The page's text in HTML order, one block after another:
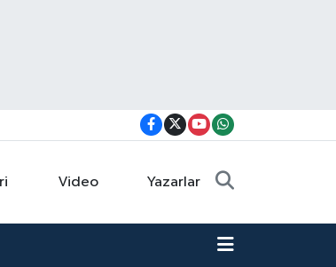
Video Yazarlar